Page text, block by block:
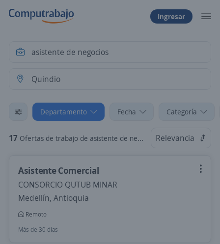
Ingresar
Departamento Fecha Categoría
17 Ofertas de trabajo de asistente de negocios en Quindio Relevancia
Asistente Comercial
CONSORCIO QUTUB MINAR
Medellín, Antioquia
Remoto
Más de 30 días